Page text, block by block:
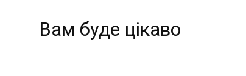
Вам буде цікаво